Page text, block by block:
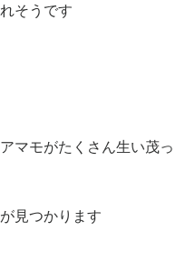
そうです
マモがたくさん生い茂っ
見つかります